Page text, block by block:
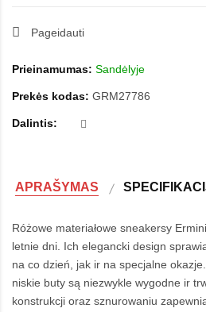
Pageidauti
Prieinamumas: Sandėlyje
Prekės kodas: GRM27786
Dalintis:
APRAŠYMAS
Różowe materiałowe sneakersy
letnie dni. Ich elegancki design
na co dzień, jak ir na specjalne
niskie buty są niezwykle wygodne ir
konstrukcji oraz sznurowaniu